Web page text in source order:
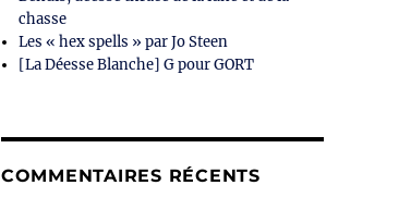
chasse
Les « hex spells » par Jo Steen
[La Déesse Blanche] G pour GORT
COMMENTAIRES RÉCENTS